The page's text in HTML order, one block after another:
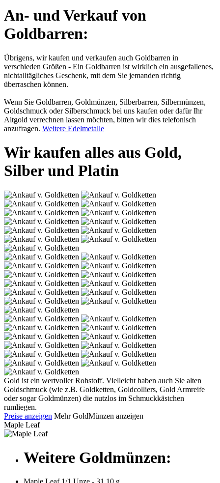
An- und Verkauf von
Goldbarren:
Übrigens, wir kaufen und verkaufen auch Goldbarren in
verschieden Größen - Ein Goldbarren ist wirklich ein ausgefallenes,
nichtalltägliches Geschenk, mit dem Sie jemanden richtig
überraschen können.
Wenn Sie Goldbarren, Goldmünzen, Silberbarren, Silbermünzen,
Goldschmuck oder Silberschmuck bei uns kaufen oder dafür Ihr
Altgold verrechnen lassen möchten, bitten wir dies telefonisch
anzufragen. Weitere Edelmetalle
Wir kaufen alles aus Gold,
Silber und Platin
Gold ist ein wertvoller Rohstoff. Vielleicht haben auch Sie alten
Goldschmuck (wie z.B. Goldketten, Goldcolliers, Gold Armreife
oder sogar Goldmünzen) die nutzlos im Schmuckkästchen
rumliegen.
Preise anzeigen Mehr GoldMünzen anzeigen
Maple Leaf
Weitere Goldmünzen: